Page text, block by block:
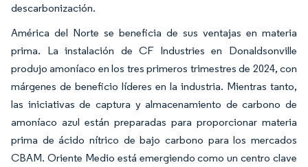
descarbonización.
América del Norte se beneficia de sus ventajas en materia
prima. La instalación de CF Industries en Donaldsonville
produjo amoníaco en los tres primeros trimestres de 2024, con
márgenes de beneficio líderes en la industria. Mientras tanto,
las iniciativas de captura y almacenamiento de carbono de
amoníaco azul están preparadas para proporcionar materia
prima de ácido nítrico de bajo carbono para los mercados
CBAM. Oriente Medio está emergiendo como un centro clave